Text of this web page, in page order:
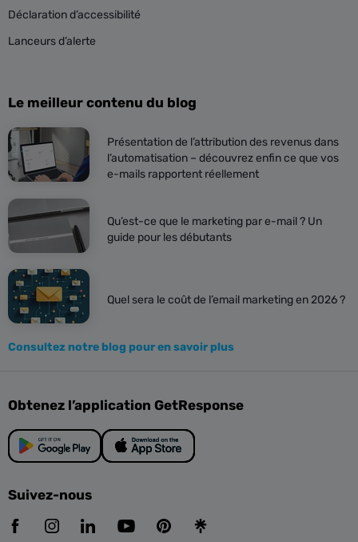
Déclaration d’accessibilité
Lanceurs d’alerte
Le meilleur contenu du blog
Présentation de l’attribution des revenus dans
l’automatisation – découvrez enfin ce que vos
e-mails rapportent réellement
Qu’est-ce que le marketing par e-mail ? Un
guide pour les débutants
Quel sera le coût de l’email marketing en 2026 ?
Consultez notre blog pour en savoir plus
Obtenez l’application GetResponse
Suivez-nous